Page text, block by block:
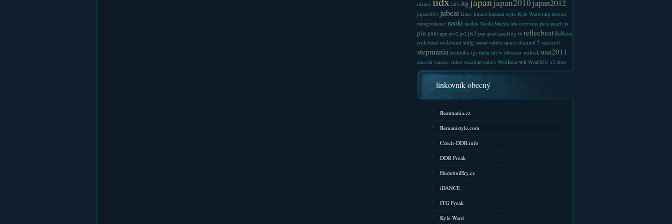
idance
info itg japan2010 japan2012
japan2013 jubeat kinec kinect konami style Kyle Ward mlp mozarc
mungyodance naoki naokia Naoki Maeda nds overvans para paseli pc
piu pnm ppp pro2 ps2 ps3 psp quad quad4itg rb reflecbeat ReRave
rock band rockband song sound voltex space channel 5 starcraft
stepmania technika tgs theia tnt tv ultrastar unlock usa2011
utacchi vanoce video vocaloid voltex WGiBeat wii WinDEU x2 xbox
linkovník obecný
Beatmania.cz
Bemanistyle.com
Czech-DDR.info
DDR Freak
HudebniHry.cz
iDANCE
ITG Freak
Kyle Ward